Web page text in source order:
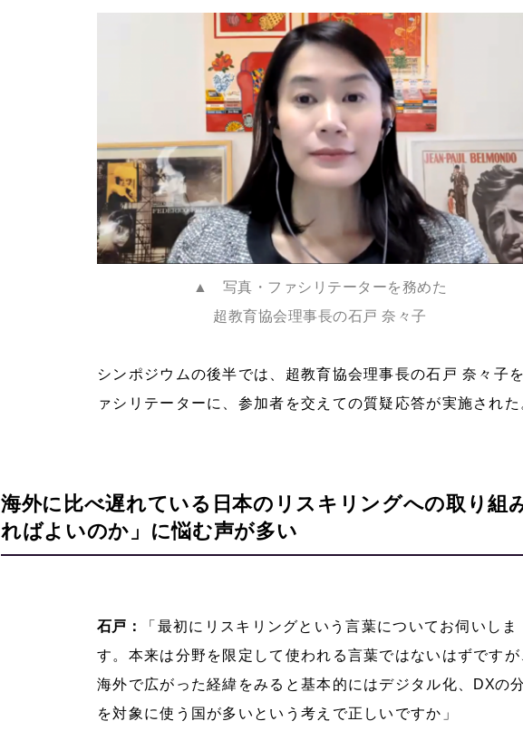
▲ 写真・ファシリテーターを務めた
超教育協会理事長の石戸 奈々子
シンポジウムの後半では、超教育協会理事長の石戸 奈々子
ァシリテーターに、参加者を交えての質疑応答が実施され
海外に比べ遅れている日本のリスキリングへの取り組
ればよいのか」に悩む声が多い
石戸：
「最初にリスキリングという言葉についてお伺いしま
す。本来は分野を限定して使われる言葉ではないはずですが
海外で広がった経緯をみると基本的にはデジタル化、
DXの
を対象に使う国が多いという考えで正しいですか」